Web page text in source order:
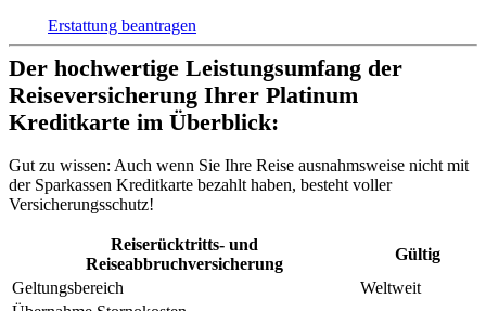
Erstattung beantragen
Der hochwertige Leistungsumfang der
Reiseversicherung Ihrer Platinum
Kreditkarte im Überblick:
Gut zu wissen: Auch wenn Sie Ihre Reise ausnahmsweise nicht mit
der Sparkassen Kreditkarte bezahlt haben, besteht voller
Versicherungsschutz!
Reiserücktritts- und
Reiseabbruchversicherung
Gültig
Geltungsbereich
Weltweit